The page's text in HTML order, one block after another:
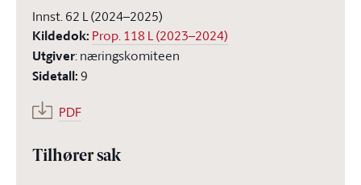
Innst. 62 L (2024–2025)
Kildedok: Prop. 118 L (2023–2024)
Utgiver:næringskomiteen
Sidetall:9
PDF
Tilhører sak